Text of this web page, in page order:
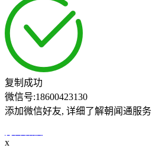
复制成功
微信号:18600423130
添加微信好友, 详细了解朝闻通服务
x